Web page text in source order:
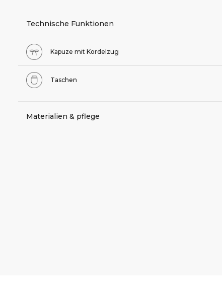
Technische Funktionen
Kapuze mit Kordelzug
Taschen
Materialien & pflege